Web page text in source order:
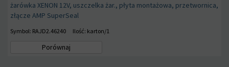
żarówka XENON 12V, uszczelka żar., płyta montażowa, przetwornica,
złącze AMP SuperSeal
Symbol: RAJD2.46240 Ilość: karton/1
Porównaj